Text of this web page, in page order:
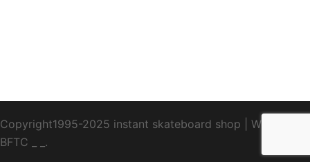
Copyright1995-2025 instant skateboard shop
WebDesign
BFTC _ _.